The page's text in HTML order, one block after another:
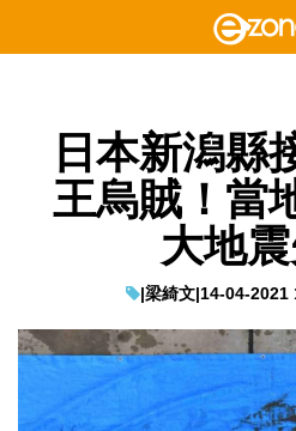
日本新潟縣
王烏賊！當
大地
|梁綺文|14-04-2021